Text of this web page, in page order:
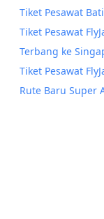
Tiket Pesawat
Tiket Pesawat
Terbang ke
Tiket Pesawat
Rute Baru Super